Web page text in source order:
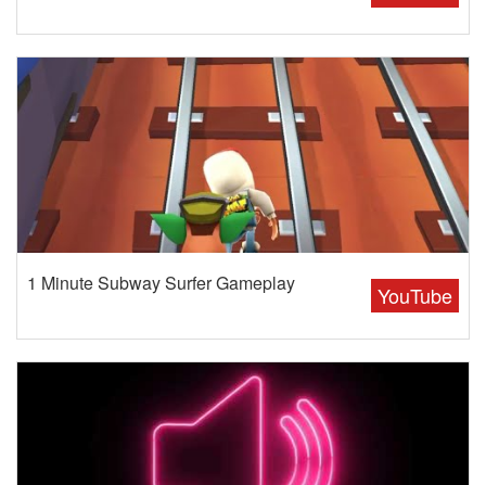
YouTube
1 Minute Subway Surfer Gameplay